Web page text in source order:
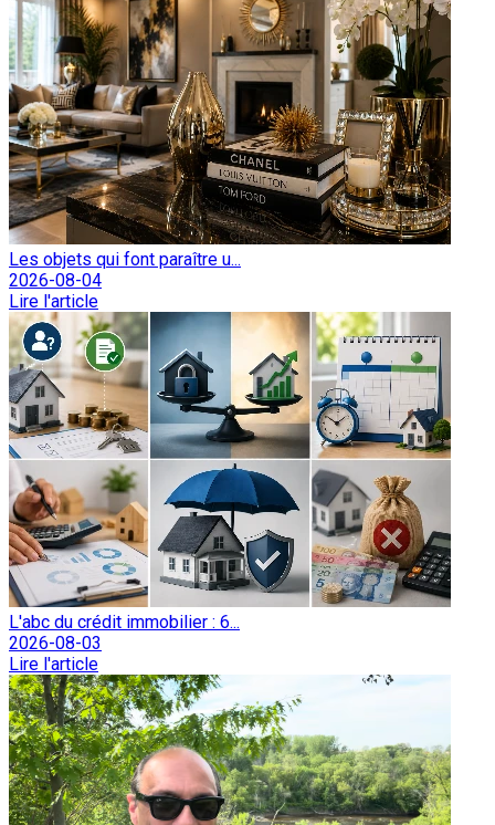
Les objets qui font paraître u...
2026-08-04
Lire l'article
L'abc du crédit immobilier : 6...
2026-08-03
Lire l'article